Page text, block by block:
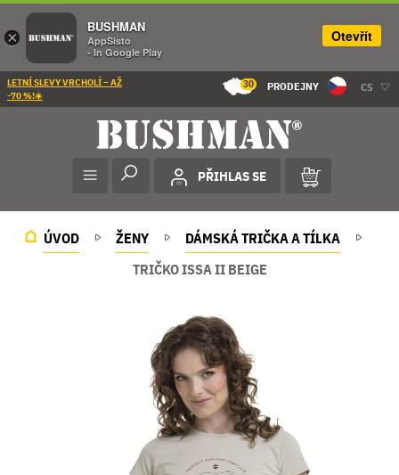
LETNÍ SLEVY VRCHOLÍ – AŽ
-70 %!☀️
30 PRODEJNY CS
PŘIHLAS SE
ÚVOD ŽENY
DÁMSKÁ TRIČKA A TÍLKA
TRIČKO ISSA II BEIGE
×
BUSHMAN
AppSisto
- In Google Play
Otevřít